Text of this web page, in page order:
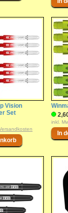
Vision
Set
inkl.